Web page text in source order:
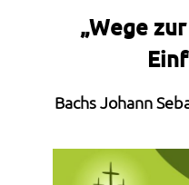
„Wege
Bachs Johann